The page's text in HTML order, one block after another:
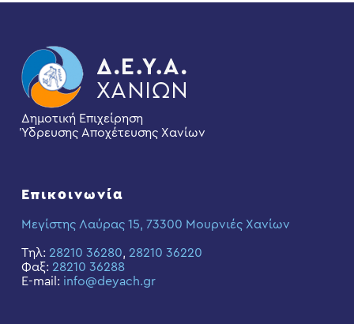
Δημοτική Επιχείρηση
Ύδρευσης Αποχέτευσης Χανίων
Επικοινωνία
Μεγίστης Λαύρας 15, 73300 Μουρνιές Χανίων
Τηλ: 28210 36280, 28210 36220
Φαξ: 28210 36288
E-mail: info@deyach.gr